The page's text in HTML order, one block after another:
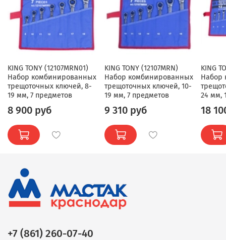
KING TONY (12107MRN01)
Набор комбинированных
трещоточных ключей, 8-
19 мм, 7 предметов
8 900 руб
KING TONY (12107MRN)
Набор комбинированных
трещоточных ключей, 10-
19 мм, 7 предметов
9 310 руб
KING
Набор
24 мм,
18
+7 (861) 260-07-40